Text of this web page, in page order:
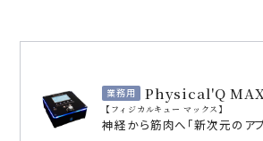
業務用 Physical'Q
フィジカルキュー マックス
神経から筋肉へ「新次元のア